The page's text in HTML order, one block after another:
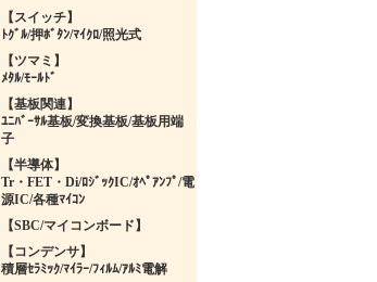
【スイッチ】
ﾄｸﾞﾙ/押ﾎﾞﾀﾝ/ﾏｲｸﾛ/照光式
【ツマミ】
ﾒﾀﾙ/ﾓｰﾙﾄﾞ
【基板関連】
ﾕﾆﾊﾞｰｻﾙ基板/変換基板/基板用端
子
【半導体】
Tr・FET・Di/ﾛｼﾞｯｸIC/ｵﾍﾟｱﾝﾌﾟ/電
源IC/各種ﾏｲｺﾝ
【SBC/マイコンボード】
【コンデンサ】
積層ｾﾗﾐｯｸ/ﾏｲﾗｰ/ﾌｨﾙﾑ/ｱﾙﾐ電解